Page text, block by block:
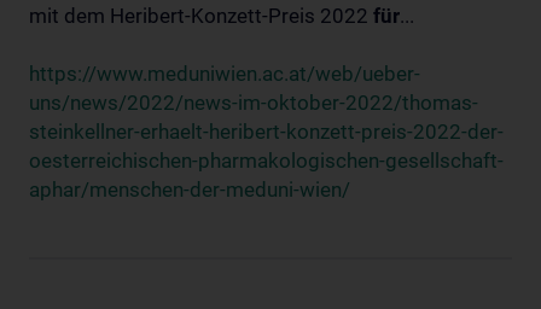
mit dem Heribert-Konzett-Preis 2022 für...
https://www.meduniwien.ac.at/web/ueber-
uns/news/2022/news-im-oktober-2022/thomas-
steinkellner-erhaelt-heribert-konzett-preis-2022-der-
oesterreichischen-pharmakologischen-gesellschaft-
aphar/menschen-der-meduni-wien/